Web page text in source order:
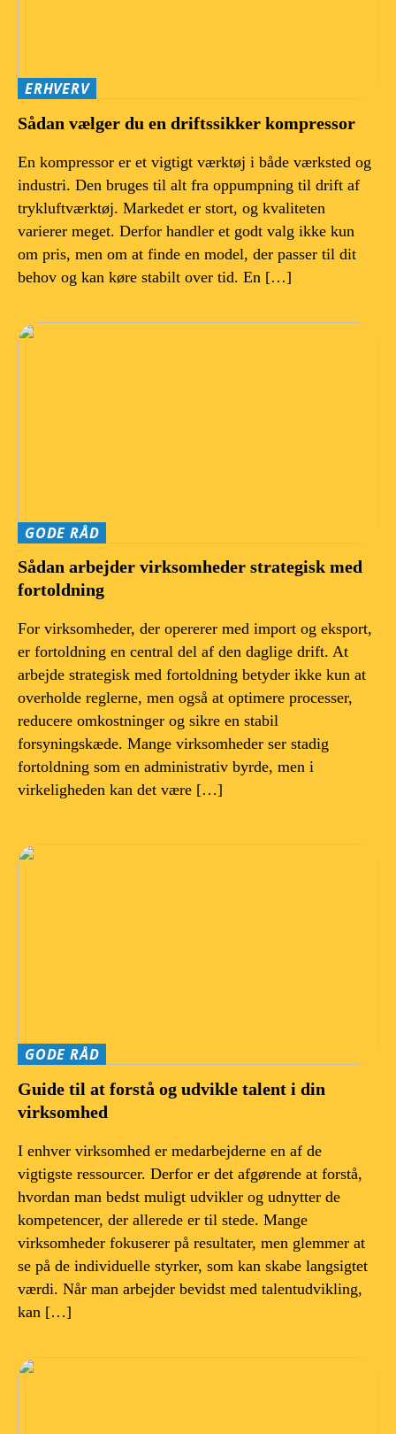
ERHVERV
Sådan vælger du en driftssikker kompressor
En kompressor er et vigtigt værktøj i både værksted og
industri. Den bruges til alt fra oppumpning til drift af
trykluftværktøj. Markedet er stort, og kvaliteten
varierer meget. Derfor handler et godt valg ikke kun
om pris, men om at finde en model, der passer til dit
behov og kan køre stabilt over tid. En […]
GODE RÅD
Sådan arbejder virksomheder strategisk med
fortoldning
For virksomheder, der opererer med import og eksport,
er fortoldning en central del af den daglige drift. At
arbejde strategisk med fortoldning betyder ikke kun at
overholde reglerne, men også at optimere processer,
reducere omkostninger og sikre en stabil
forsyningskæde. Mange virksomheder ser stadig
fortoldning som en administrativ byrde, men i
virkeligheden kan det være […]
GODE RÅD
Guide til at forstå og udvikle talent i din
virksomhed
I enhver virksomhed er medarbejderne en af de
vigtigste ressourcer. Derfor er det afgørende at forstå,
hvordan man bedst muligt udvikler og udnytter de
kompetencer, der allerede er til stede. Mange
virksomheder fokuserer på resultater, men glemmer at
se på de individuelle styrker, som kan skabe langsigtet
værdi. Når man arbejder bevidst med talentudvikling,
kan […]